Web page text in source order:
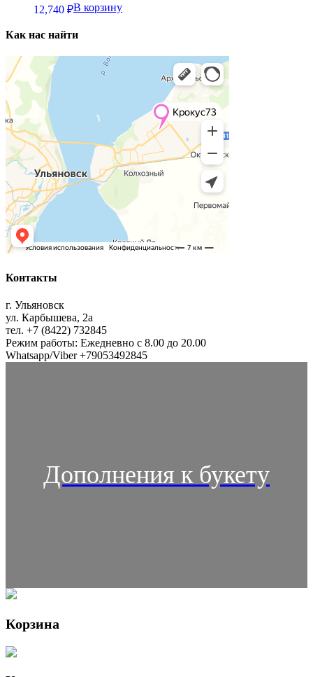
12,740 ₽В корзину
Как нас найти
Контакты
г. Ульяновск
ул. Карбышева, 2а
тел. +7 (8422) 732845
Режим работы: Ежедневно с 8.00 до 20.00
Whatsapp/Viber +79053492845
Дополнения к букету
Корзина